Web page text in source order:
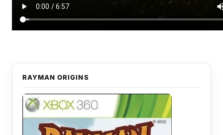
RAYMAN ORIGINS